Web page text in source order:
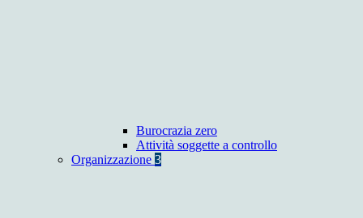
Burocrazia zero
Attività soggette a controllo
Organizzazione 3